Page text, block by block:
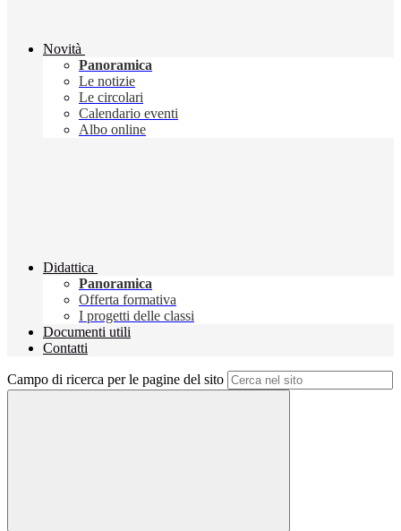
Novità
Panoramica
Le notizie
Le circolari
Calendario eventi
Albo online
Didattica
Panoramica
Offerta formativa
I progetti delle classi
Documenti utili
Contatti
Campo di ricerca per le pagine del sito